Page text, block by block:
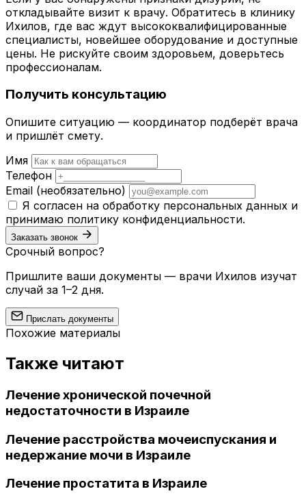
откладывайте визит к врачу. Обратитесь в клинику
Ихилов, где вас ждут высококвалифицированные
специалисты, новейшее оборудование и доступные
цены. Не рискуйте своим здоровьем, доверьтесь
профессионалам.
Получить консультацию
Опишите ситуацию — координатор подберёт врача
и пришлёт смету.
Имя
Телефон
Email (необязательно)
Я согласен на обработку персональных данных и
принимаю политику конфиденциальности.
Заказать звонок
Срочный вопрос?
Пришлите ваши документы — врачи Ихилов изучат
случай за 1–2 дня.
Прислать документы
Похожие материалы
Также читают
Лечение хронической почечной
недостаточности в Израиле
Лечение расстройства мочеиспускания и
недержание мочи в Израиле
Лечение простатита в Израиле